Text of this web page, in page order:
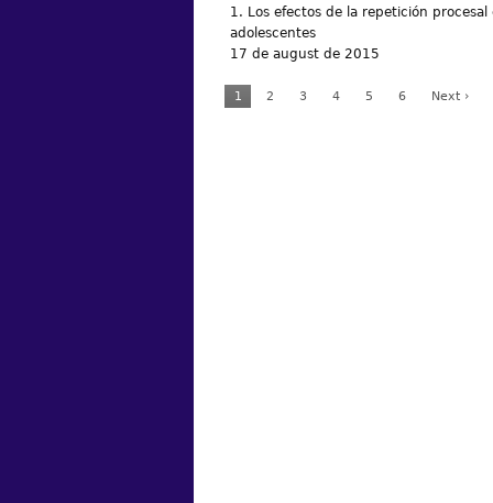
1. Los efectos de la repetición
adolescentes
17 de august de 2015
1 2 3 4 5 6 Next ›